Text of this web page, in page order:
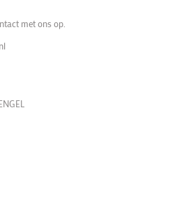
met ons op.